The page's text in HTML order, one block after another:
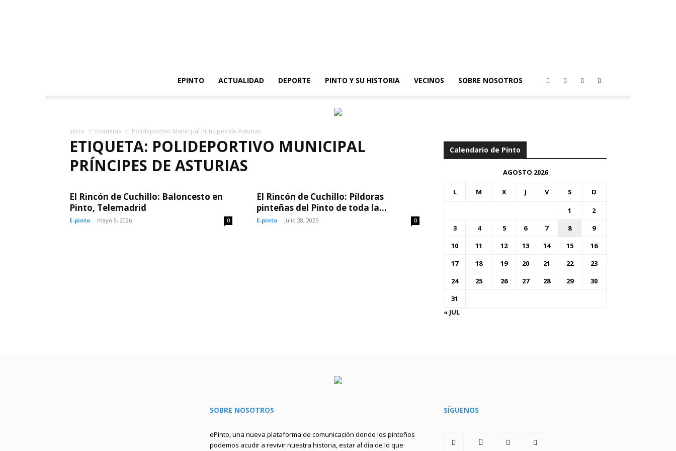
EPINTO
ACTUALIDAD DEPORTE PINTO Y SU HISTORIA VECINOS SOBRE NOSOTROS
Inicio Etiquetas Polideportivo Municipal Príncipes de Asturias
ETIQUETA: POLIDEPORTIVO MUNICIPAL
PRÍNCIPES DE ASTURIAS
El Rincón de Cuchillo: Baloncesto en
Pinto, Telemadrid
E-pinto - mayo 9, 2026 0
El Rincón de Cuchillo: Píldoras
pinteñas del Pinto de toda la...
E-pinto - julio 28, 2025 0
Calendario de Pinto
AGOSTO 2026
L M X J V S D
1
2
3
4 5 6 7 8
9
10
11 12 13 14 15
16
17
18 19 20 21 22
23
24
25 26 27 28 29
30
31
« JUL
SOBRE NOSOTROS
ePinto, una nueva plataforma de comunicación donde los pinteños
podemos acudir a revivir nuestra historia, estar al día de lo que
SÍGUENOS